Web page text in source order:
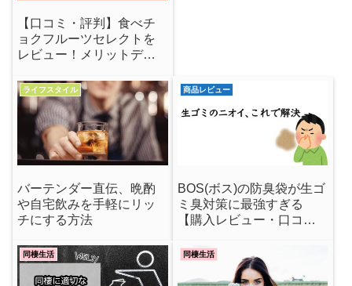
【口コミ・評判】食べチ
ョクフルーツセレクトを
レビュー！メリットデメ
ライフスタイル
バーテンダー直伝、晩酌
や自宅飲みを手軽にリッ
チにする方法
商品レビュー
BOS(ボス)の防臭袋が生ゴ
ミ臭対策に最強すぎる
【購入レビュー・口コ
同棲生活 同棲生活